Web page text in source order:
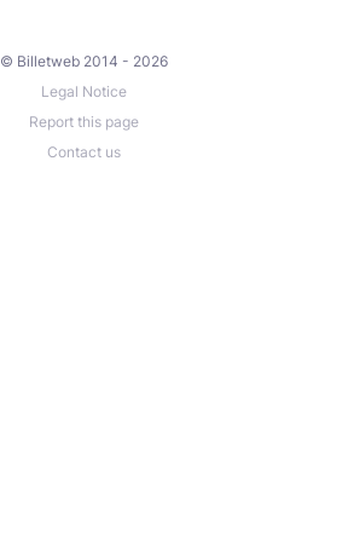
© Billetweb 2014 - 2026
Legal Notice
Report this page
Contact us